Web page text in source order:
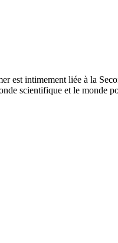
est intimement liée à la
scientifique et le monde